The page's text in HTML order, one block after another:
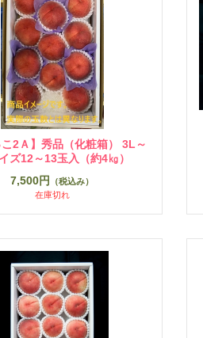
2Ａ】秀品（化粧箱） 3L～
ズ12～13玉入（約4㎏）
7,500円
（税込み）
在庫切れ